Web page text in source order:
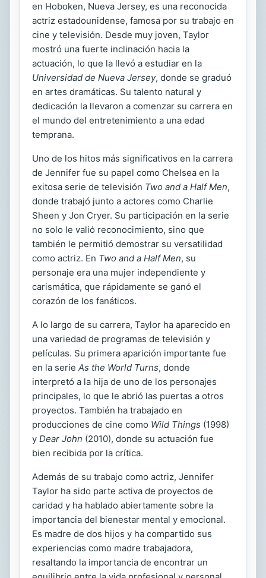
en Hoboken, Nueva Jersey, es una reconocida
actriz estadounidense, famosa por su trabajo en
cine y televisión. Desde muy joven, Taylor
mostró una fuerte inclinación hacia la
actuación, lo que la llevó a estudiar en la
Universidad de Nueva Jersey, donde se graduó
en artes dramáticas. Su talento natural y
dedicación la llevaron a comenzar su carrera en
el mundo del entretenimiento a una edad
temprana.
Uno de los hitos más significativos en la carrera
de Jennifer fue su papel como Chelsea en la
exitosa serie de televisión Two and a Half Men,
donde trabajó junto a actores como Charlie
Sheen y Jon Cryer. Su participación en la serie
no solo le valió reconocimiento, sino que
también le permitió demostrar su versatilidad
como actriz. En Two and a Half Men, su
personaje era una mujer independiente y
carismática, que rápidamente se ganó el
corazón de los fanáticos.
A lo largo de su carrera, Taylor ha aparecido en
una variedad de programas de televisión y
películas. Su primera aparición importante fue
en la serie As the World Turns, donde
interpretó a la hija de uno de los personajes
principales, lo que le abrió las puertas a otros
proyectos. También ha trabajado en
producciones de cine como Wild Things (1998)
y Dear John (2010), donde su actuación fue
bien recibida por la crítica.
Además de su trabajo como actriz, Jennifer
Taylor ha sido parte activa de proyectos de
caridad y ha hablado abiertamente sobre la
importancia del bienestar mental y emocional.
Es madre de dos hijos y ha compartido sus
experiencias como madre trabajadora,
resaltando la importancia de encontrar un